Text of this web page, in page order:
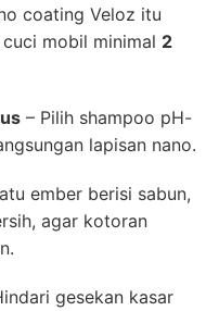
coating Veloz itu
mobil minimal 2
– Pilih shampoo pH-
lapisan nano.
ember berisi sabun,
agar kotoran
gesekan kasar